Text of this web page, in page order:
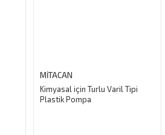
MİTACAN
Kimyasal için Turlu Varil Tipi
Plastik Pompa